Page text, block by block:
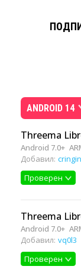
ANDROID 14
Threema
Android 7.0+
Добавил:
Проверен
Threema
Android 7.0+
Добавил: vq0l3
Проверен